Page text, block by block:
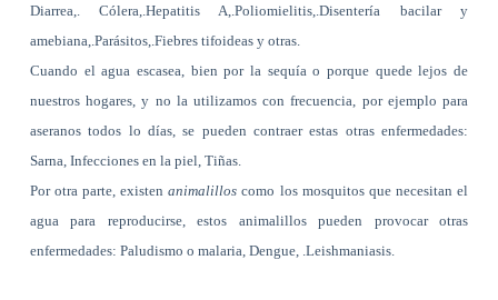
Diarrea,. Cólera,.Hepatitis A,.Poliomielitis,.Disentería bacilar y
amebiana,.Parásitos,.Fiebres tifoideas y otras.
Cuando el agua escasea, bien por la sequía o porque quede lejos de
nuestros hogares, y no la utilizamos con frecuencia, por ejemplo para
aseranos todos lo días, se pueden contraer estas otras enfermedades:
Sarna, Infecciones en la piel, Tiñas.
Por otra parte, existenanimalillos como los mosquitos que necesitan el
agua para reproducirse, estos animalillos pueden provocar otras
enfermedades: Paludismo o malaria, Dengue, .Leishmaniasis.